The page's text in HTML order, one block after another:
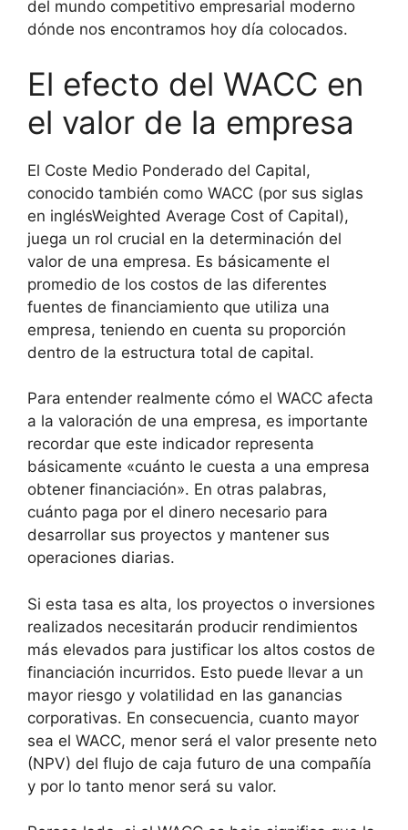
del mundo competitivo empresarial moderno
dónde nos encontramos hoy día colocados.
El efecto del WACC en
el valor de la empresa
El Coste Medio Ponderado del Capital,
conocido también como WACC (por sus siglas
en inglésWeighted Average Cost of Capital),
juega un rol crucial en la determinación del
valor de una empresa. Es básicamente el
promedio de los costos de las diferentes
fuentes de financiamiento que utiliza una
empresa, teniendo en cuenta su proporción
dentro de la estructura total de capital.
Para entender realmente cómo el WACC afecta
a la valoración de una empresa, es importante
recordar que este indicador representa
básicamente «cuánto le cuesta a una empresa
obtener financiación». En otras palabras,
cuánto paga por el dinero necesario para
desarrollar sus proyectos y mantener sus
operaciones diarias.
Si esta tasa es alta, los proyectos o inversiones
realizados necesitarán producir rendimientos
más elevados para justificar los altos costos de
financiación incurridos. Esto puede llevar a un
mayor riesgo y volatilidad en las ganancias
corporativas. En consecuencia, cuanto mayor
sea el WACC, menor será el valor presente neto
(NPV) del flujo de caja futuro de una compañía
y por lo tanto menor será su valor.